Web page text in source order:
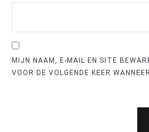
MIJN NAAM, E-MAIL EN SITE
VOOR DE VOLGENDE KEER